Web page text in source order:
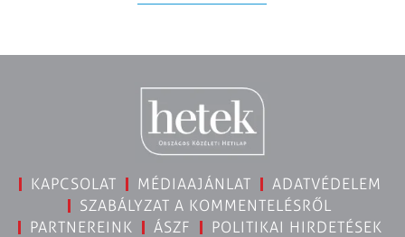
KAPCSOLAT MÉDIAAJÁNLAT
ADATVÉDELEM
SZABÁLYZAT A KOMMENTELÉSRŐL
PARTNEREINK
ÁSZF
POLITIKAI HIRDETÉSEK